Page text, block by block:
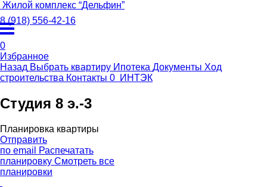
Жилой комплекс “Дельфин”
8 (918) 556-42-16
0
Избранное
Назад Выбрать квартиру Ипотека Документы Ход
строительства Контакты 0 ИНТЭК
Студия 8 э.-3
Планировка квартиры
Отправить
по email
Распечатать
планировку Смотреть все
планировки